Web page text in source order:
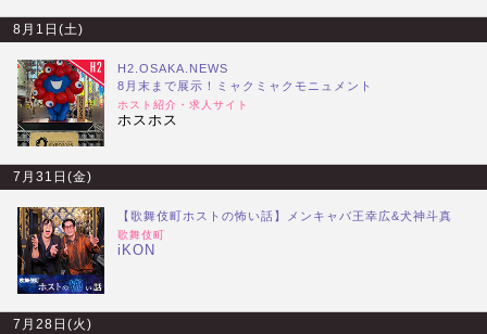
8月1日(土)
H2.OSAKA.NEWS
8月末まで展示！ミャクミャクモニュメント
ホスト紹介・求人サイト
ホスホス
7月31日(金)
【歌舞伎町ホストの怖い話】メンキャバ王幸広&犬神斗真
歌舞伎町
iKON
7月28日(火)